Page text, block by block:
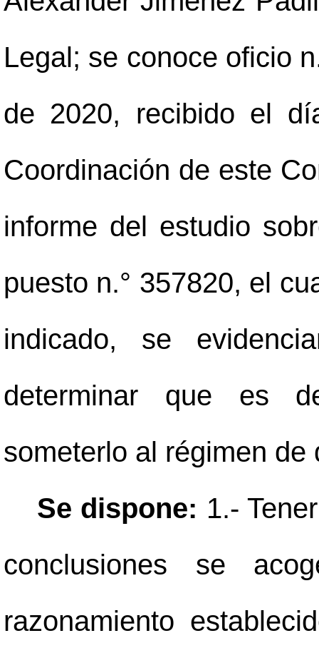
Legal; se conoce oficio
de 2020, recibido el
Coordinación de este
informe del estudio
puesto n.° 357820, el
indicado, se
determinar que es
someterlo al régimen
Se dispone: 1.-
conclusiones se
razonamiento